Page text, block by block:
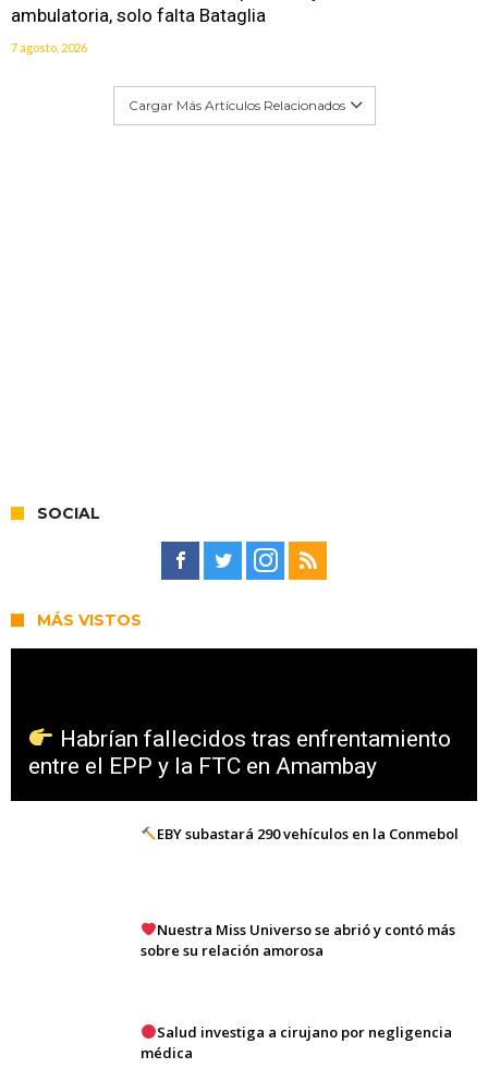
ambulatoria, solo falta Bataglia
7 agosto, 2026
Cargar Más Artículos Relacionados
SOCIAL
MÁS VISTOS
Habrían fallecidos tras enfrentamiento
entre el EPP y la FTC en Amambay
EBY subastará 290 vehículos en la Conmebol
Nuestra Miss Universo se abrió y contó más
sobre su relación amorosa
Salud investiga a cirujano por negligencia
médica